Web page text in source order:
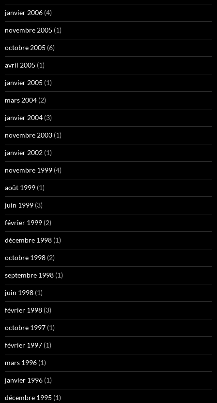
janvier 2006 (4)
novembre 2005 (1)
octobre 2005 (6)
avril 2005 (1)
janvier 2005 (1)
mars 2004 (2)
janvier 2004 (3)
novembre 2003 (1)
janvier 2002 (1)
novembre 1999 (4)
août 1999 (1)
juin 1999 (3)
février 1999 (2)
décembre 1998 (1)
octobre 1998 (2)
septembre 1998 (1)
juin 1998 (1)
février 1998 (3)
octobre 1997 (1)
février 1997 (1)
mars 1996 (1)
janvier 1996 (1)
décembre 1995 (1)